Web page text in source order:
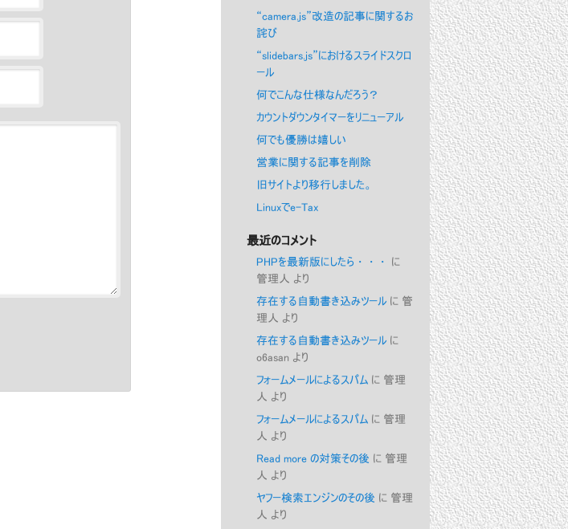
“camera.js”改造の記事に関するお
詫び
“slidebars.js”におけるスライドスクロ
ール
何でこんな仕様なんだろう？
カウントダウンタイマーをリニューアル
何でも優勝は嬉しい
営業に関する記事を削除
旧サイトより移行しました。
Linuxでe-Tax
最近のコメント
PHPを最新版にしたら・・・
に
管理人 より
存在する自動書き込みツール に 管
理人 より
存在する自動書き込みツール に
o6asan より
フォームメールによるスパム に 管理
人 より
フォームメールによるスパム に 管理
人 より
Read more の対策その後 に 管理
人 より
ヤフー検索エンジンのその後 に 管理
人 より